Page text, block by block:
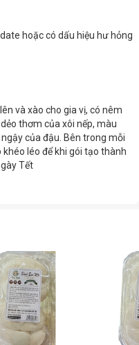
hoặc có dấu hiệu hư hỏng
và xào cho gia vị, có nêm
thơm của xôi nếp, màu
của đậu. Bên trong mỗi
léo để khi gói tạo thành
Tết